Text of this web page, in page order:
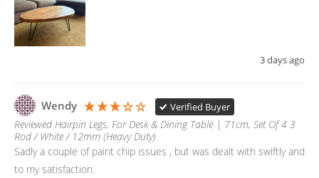
3 days ago
Wendy Verified Buyer
Reviewed Hairpin Legs, For Desk & Dining Table | 71cm, Set Of 4 3
Rod / White / 12mm (Heavy Duty)
Sadly a couple of paint chip issues , but was dealt with swiftly and
to my satisfaction.